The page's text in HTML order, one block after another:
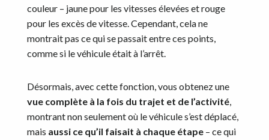
couleur – jaune pour les vitesses élevées et rouge
pour les excès de vitesse. Cependant, cela ne
montrait pas ce qui se passait entre ces points,
comme si le véhicule était à l’arrêt.
Désormais, avec cette fonction, vous obtenez une
vue complète à la fois du trajet et de l’activité,
montrant non seulement où le véhicule s’est déplacé,
mais aussi ce qu’il faisait à chaque étape – ce qui